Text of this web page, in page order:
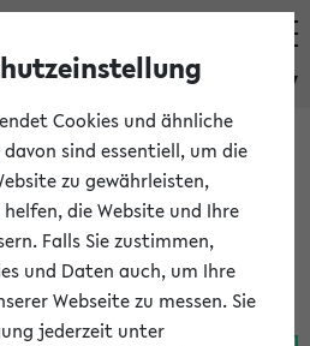
eKVV
eKVV
zur Anmeldung am eKVV.
richtige aus:
Cookies und ähnliche
sind essentiell, um die
zu gewährleisten,
die Website und Ihre
Falls Sie zustimmen,
und Daten auch, um Ihre
Webseite zu messen. Sie
jederzeit unter